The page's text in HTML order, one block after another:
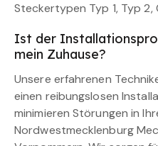
Steckertypen Typ 1, Typ 2,
Ist der
mein Zuhause?
Unsere erfahrenen
einen reibungslosen
minimieren Störungen in
Nordwestmecklenburg